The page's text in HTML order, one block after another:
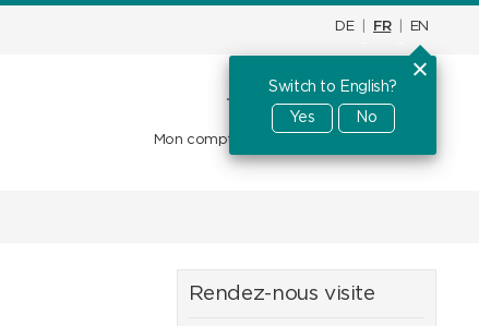
DE FR EN
Switch to English?
Yes
No
Panier d'achat CHF0.00
Mon compte
Rendez-nous visite